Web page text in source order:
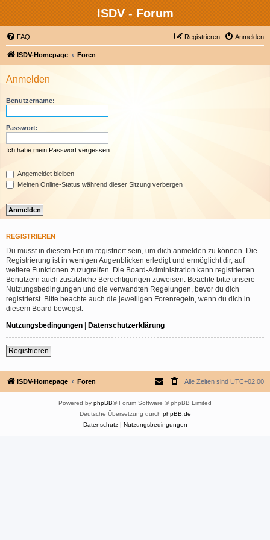
ISDV - Forum
FAQ Anmelden
Registrieren
ISDV-Homepage Foren
Anmelden
Benutzername:
Passwort:
Ich habe mein Passwort vergessen
Angemeldet bleiben
Meinen Online-Status während dieser Sitzung verbergen
REGISTRIEREN
Du musst in diesem Forum registriert sein, um dich anmelden zu können. Die
Registrierung ist in wenigen Augenblicken erledigt und ermöglicht dir, auf
weitere Funktionen zuzugreifen. Die Board-Administration kann registrierten
Benutzern auch zusätzliche Berechtigungen zuweisen. Beachte bitte unsere
Nutzungsbedingungen und die verwandten Regelungen, bevor du dich
registrierst. Bitte beachte auch die jeweiligen Forenregeln, wenn du dich in
diesem Board bewegst.
Nutzungsbedingungen | Datenschutzerklärung
Registrieren
ISDV-Homepage Foren Alle Zeiten sind UTC+02:00
Powered by phpBB® Forum Software © phpBB Limited
Deutsche Übersetzung durch phpBB.de
Datenschutz| Nutzungsbedingungen